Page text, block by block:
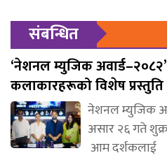
संबन्धित
‘नेशनल म्युजिक
कलाकारहरूको विशेष
नेशनल म्युजिक
असार २६ गते
आम दर्शकलाई